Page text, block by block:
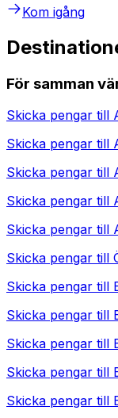
Kom igång
För samman
Skicka pengar till
Skicka pengar till
Skicka pengar till
Skicka pengar till
Skicka pengar till
Skicka pengar till
Skicka pengar till
Skicka pengar till
Skicka pengar till
Skicka pengar till
Skicka pengar till